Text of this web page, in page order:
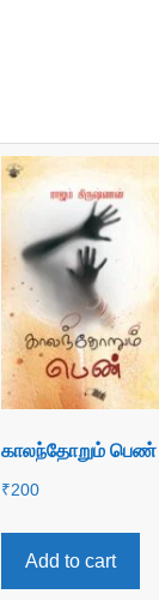
காலந்தோறும் பெண்
₹200
Add to cart